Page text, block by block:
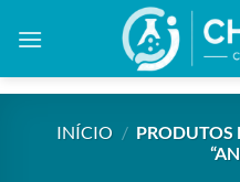
INÍCIO / PRODUTOS